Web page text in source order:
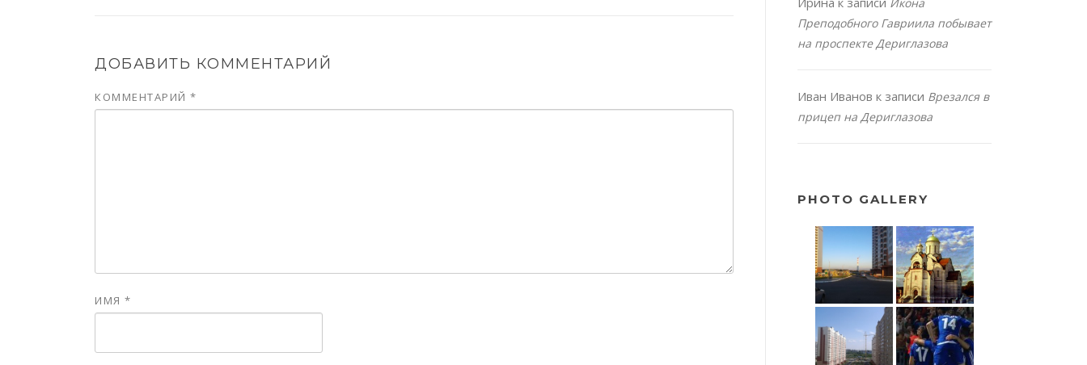
ДОБАВИТЬ КОММЕНТАРИЙ
КОММЕНТАРИЙ *
ИМЯ *
Икона
Преподобного Гавриила побывает
на проспекте Дериглазова
Иван Иванов к записи Врезался в
прицеп на Дериглазова
PHOTO GALLERY